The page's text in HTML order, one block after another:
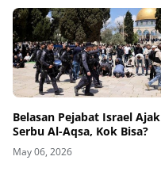
Belasan Pejabat Israel Ajak
Serbu Al-Aqsa, Kok Bisa?
May 06, 2026